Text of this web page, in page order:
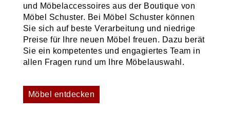
und Möbelaccessoires aus der Boutique von
Möbel Schuster. Bei Möbel Schuster können
Sie sich auf beste Verarbeitung und niedrige
Preise für Ihre neuen Möbel freuen. Dazu berät
Sie ein kompetentes und engagiertes Team in
allen Fragen rund um Ihre Möbelauswahl.
Möbel entdecken